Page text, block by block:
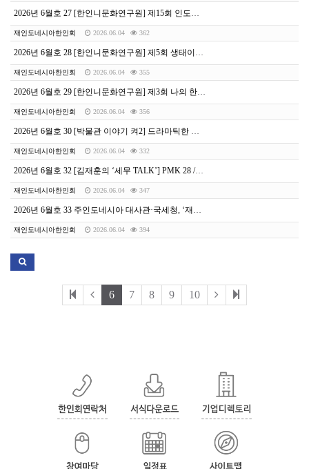
2026년 6월호 27 [한인니문화연구원] 제15회 인도네시아 문학상 공모
재인도네시아한인회 2026.06.04 362
2026년 6월호 28 [한인니문화연구원] 제5회 생태이야기 문학상 공모
재인도네시아한인회 2026.06.04 355
2026년 6월호 29 [한인니문화연구원] 제3회 나의 한국이야기 문학상 공모
재인도네시아한인회 2026.06.04 356
2026년 6월호 30 [박물관 이야기 켜2] 드라마틱한 신화 속 이야기 ‘신들의 가족’
재인도네시아한인회 2026.06.04 332
2026년 6월호 32 [김재훈의 ‘세무 TALK’] PMK 28 /2026과 Coretax 시대의 VAT 환급
재인도네시아한인회 2026.06.04 347
2026년 6월호 33 주인도네시아 대사관·국세청, ‘재인니 납세자를 위한 한·인니 세무설명회’ 공동 개최
재인도네시아한인회 2026.06.04 394
6 7 8 9 10